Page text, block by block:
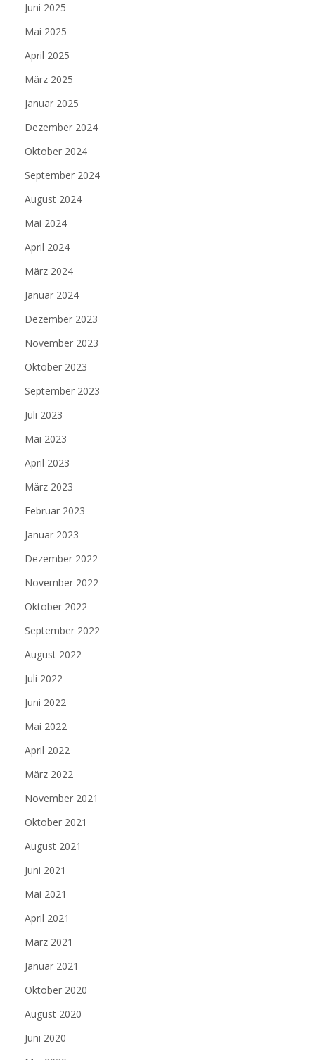
Juni 2025
Mai 2025
April 2025
März 2025
Januar 2025
Dezember 2024
Oktober 2024
September 2024
August 2024
Mai 2024
April 2024
März 2024
Januar 2024
Dezember 2023
November 2023
Oktober 2023
September 2023
Juli 2023
Mai 2023
April 2023
März 2023
Februar 2023
Januar 2023
Dezember 2022
November 2022
Oktober 2022
September 2022
August 2022
Juli 2022
Juni 2022
Mai 2022
April 2022
März 2022
November 2021
Oktober 2021
August 2021
Juni 2021
Mai 2021
April 2021
März 2021
Januar 2021
Oktober 2020
August 2020
Juni 2020